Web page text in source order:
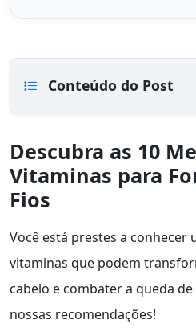
Conteúdo do Post
Descubra as 10
Vitaminas para
Fios
Você está prestes a conhecer
vitaminas que podem
cabelo e combater a queda
nossas recomendações!